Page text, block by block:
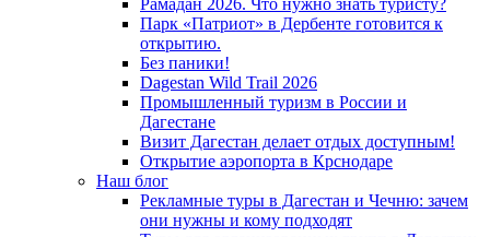
Рамадан 2026. Что нужно знать туристу?
Парк «Патриот» в Дербенте готовится к
открытию.
Без паники!
Dagestan Wild Trail 2026
Промышленный туризм в России и
Дагестане
Визит Дагестан делает отдых доступным!
Открытие аэропорта в Крснодаре
Наш блог
Рекламные туры в Дагестан и Чечню: зачем
они нужны и кому подходят